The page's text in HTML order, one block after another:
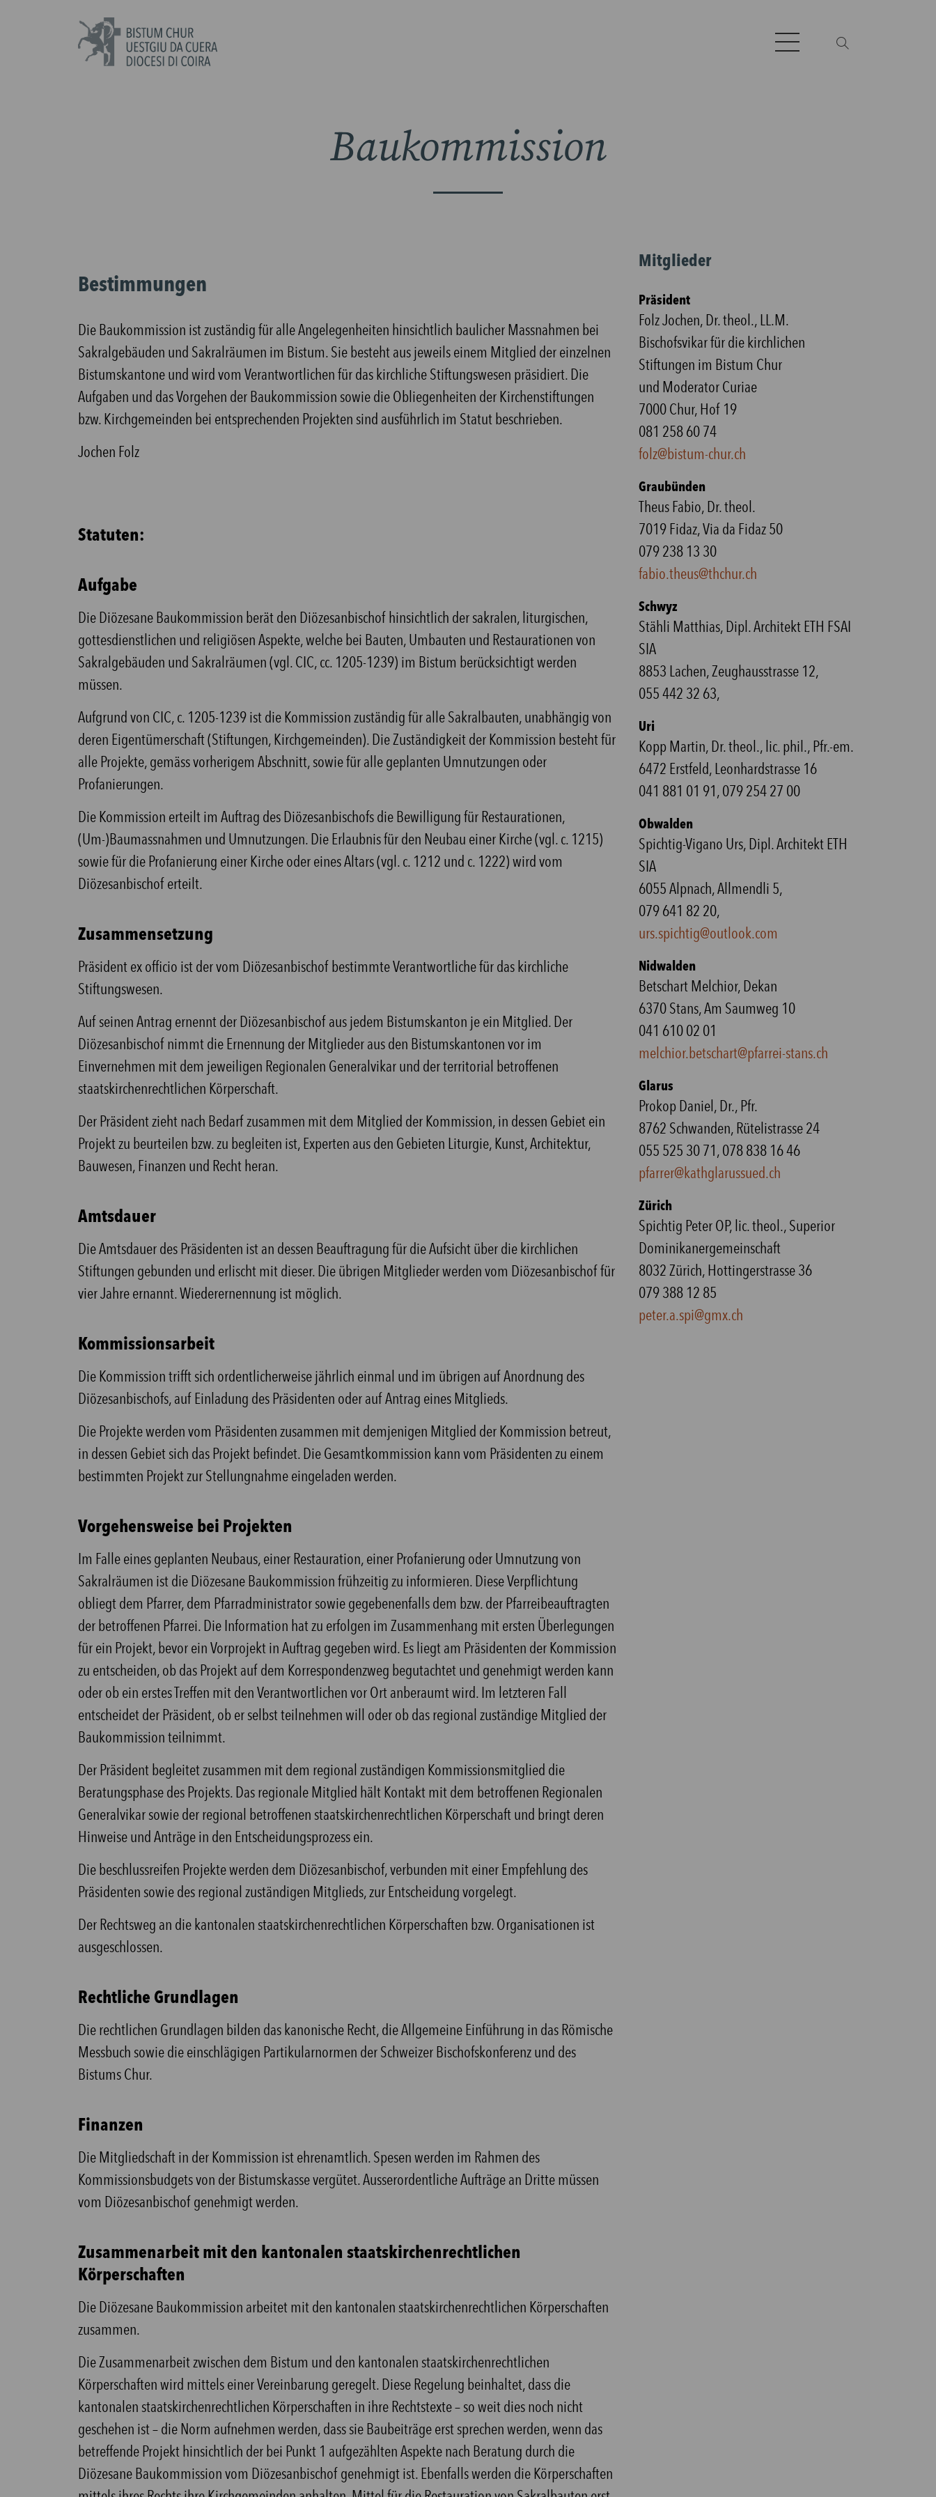
Baukommission
Bestimmungen
Die Baukommission ist zuständig für alle Angelegenheiten hinsichtlich baulicher Massnahmen bei
Sakralgebäuden und Sakralräumen im Bistum. Sie besteht aus jeweils einem Mitglied der einzelnen
Bistumskantone und wird vom Verantwortlichen für das kirchliche Stiftungswesen präsidiert. Die
Aufgaben und das Vorgehen der Baukommission sowie die Obliegenheiten der Kirchenstiftungen
bzw. Kirchgemeinden bei entsprechenden Projekten sind ausführlich im Statut beschrieben.
Jochen Folz
Statuten:
Aufgabe
Die Diözesane Baukommission berät den Diözesanbischof hinsichtlich der sakralen, liturgischen,
gottesdienstlichen und religiösen Aspekte, welche bei Bauten, Umbauten und Restaurationen von
Sakralgebäuden und Sakralräumen (vgl. CIC, cc. 1205-1239) im Bistum berücksichtigt werden
müssen.
Aufgrund von CIC, c. 1205-1239 ist die Kommission zuständig für alle Sakralbauten, unabhängig von
deren Eigentümerschaft (Stiftungen, Kirchgemeinden). Die Zuständigkeit der Kommission besteht für
alle Projekte, gemäss vorherigem Abschnitt, sowie für alle geplanten Umnutzungen oder
Profanierungen.
Die Kommission erteilt im Auftrag des Diözesanbischofs die Bewilligung für Restaurationen,
(Um-)Baumassnahmen und Umnutzungen. Die Erlaubnis für den Neubau einer Kirche (vgl. c. 1215)
sowie für die Profanierung einer Kirche oder eines Altars (vgl. c. 1212 und c. 1222) wird vom
Diözesanbischof erteilt.
Zusammensetzung
Präsident ex officio ist der vom Diözesanbischof bestimmte Verantwortliche für das kirchliche
Stiftungswesen.
Auf seinen Antrag ernennt der Diözesanbischof aus jedem Bistumskanton je ein Mitglied. Der
Diözesanbischof nimmt die Ernennung der Mitglieder aus den Bistumskantonen vor im
Einvernehmen mit dem jeweiligen Regionalen Generalvikar und der territorial betroffenen
staatskirchenrechtlichen Körperschaft.
Der Präsident zieht nach Bedarf zusammen mit dem Mitglied der Kommission, in dessen Gebiet ein
Projekt zu beurteilen bzw. zu begleiten ist, Experten aus den Gebieten Liturgie, Kunst, Architektur,
Bauwesen, Finanzen und Recht heran.
Amtsdauer
Die Amtsdauer des Präsidenten ist an dessen Beauftragung für die Aufsicht über die kirchlichen
Stiftungen gebunden und erlischt mit dieser. Die übrigen Mitglieder werden vom Diözesanbischof für
vier Jahre ernannt. Wiederernennung ist möglich.
Kommissionsarbeit
Die Kommission trifft sich ordentlicherweise jährlich einmal und im übrigen auf Anordnung des
Diözesanbischofs, auf Einladung des Präsidenten oder auf Antrag eines Mitglieds.
Die Projekte werden vom Präsidenten zusammen mit demjenigen Mitglied der Kommission betreut,
in dessen Gebiet sich das Projekt befindet. Die Gesamtkommission kann vom Präsidenten zu einem
bestimmten Projekt zur Stellungnahme eingeladen werden.
Vorgehensweise bei Projekten
Im Falle eines geplanten Neubaus, einer Restauration, einer Profanierung oder Umnutzung von
Sakralräumen ist die Diözesane Baukommission frühzeitig zu informieren. Diese Verpflichtung
obliegt dem Pfarrer, dem Pfarradministrator sowie gegebenenfalls dem bzw. der Pfarreibeauftragten
der betroffenen Pfarrei. Die Information hat zu erfolgen im Zusammenhang mit ersten Überlegungen
für ein Projekt, bevor ein Vorprojekt in Auftrag gegeben wird. Es liegt am Präsidenten der Kommission
zu entscheiden, ob das Projekt auf dem Korrespondenzweg begutachtet und genehmigt werden kann
oder ob ein erstes Treffen mit den Verantwortlichen vor Ort anberaumt wird. Im letzteren Fall
entscheidet der Präsident, ob er selbst teilnehmen will oder ob das regional zuständige Mitglied der
Baukommission teilnimmt.
Der Präsident begleitet zusammen mit dem regional zuständigen Kommissionsmitglied die
Beratungsphase des Projekts. Das regionale Mitglied hält Kontakt mit dem betroffenen Regionalen
Generalvikar sowie der regional betroffenen staatskirchenrechtlichen Körperschaft und bringt deren
Hinweise und Anträge in den Entscheidungsprozess ein.
Die beschlussreifen Projekte werden dem Diözesanbischof, verbunden mit einer Empfehlung des
Präsidenten sowie des regional zuständigen Mitglieds, zur Entscheidung vorgelegt.
Der Rechtsweg an die kantonalen staatskirchenrechtlichen Körperschaften bzw. Organisationen ist
ausgeschlossen.
Rechtliche Grundlagen
Die rechtlichen Grundlagen bilden das kanonische Recht, die Allgemeine Einführung in das Römische
Messbuch sowie die einschlägigen Partikularnormen der Schweizer Bischofskonferenz und des
Bistums Chur.
Finanzen
Die Mitgliedschaft in der Kommission ist ehrenamtlich. Spesen werden im Rahmen des
Kommissionsbudgets von der Bistumskasse vergütet. Ausserordentliche Aufträge an Dritte müssen
vom Diözesanbischof genehmigt werden.
Zusammenarbeit mit den kantonalen staatskirchenrechtlichen
Körperschaften
Die Diözesane Baukommission arbeitet mit den kantonalen staatskirchenrechtlichen Körperschaften
zusammen.
Die Zusammenarbeit zwischen dem Bistum und den kantonalen staatskirchenrechtlichen
Körperschaften wird mittels einer Vereinbarung geregelt. Diese Regelung beinhaltet, dass die
kantonalen staatskirchenrechtlichen Körperschaften in ihre Rechtstexte – so weit dies noch nicht
geschehen ist – die Norm aufnehmen werden, dass sie Baubeiträge erst sprechen werden, wenn das
betreffende Projekt hinsichtlich der bei Punkt 1 aufgezählten Aspekte nach Beratung durch die
Diözesane Baukommission vom Diözesanbischof genehmigt ist. Ebenfalls werden die Körperschaften
Mitglieder
Präsident
Folz Jochen, Dr. theol., LL.M.
Bischofsvikar für die kirchlichen
Stiftungen im Bistum Chur
und Moderator Curiae
7000 Chur, Hof 19
081 258 60 74
folz@bistum-chur.ch
Graubünden
Theus Fabio, Dr. theol.
7019 Fidaz, Via da Fidaz 50
079 238 13 30
fabio.theus@thchur.ch
Schwyz
Stähli Matthias, Dipl. Architekt ETH FSAI
SIA
8853 Lachen, Zeughausstrasse 12,
055 442 32 63,
Uri
Kopp Martin, Dr. theol., lic. phil., Pfr.-em.
6472 Erstfeld, Leonhardstrasse 16
041 881 01 91, 079 254 27 00
Obwalden
Spichtig-Vigano Urs, Dipl. Architekt ETH
SIA
6055 Alpnach, Allmendli 5,
079 641 82 20,
urs.spichtig@outlook.com
Nidwalden
Betschart Melchior, Dekan
6370 Stans, Am Saumweg 10
041 610 02 01
melchior.betschart@pfarrei-stans.ch
Glarus
Prokop Daniel, Dr., Pfr.
8762 Schwanden, Rütelistrasse 24
055 525 30 71, 078 838 16 46
pfarrer@kathglarussued.ch
Zürich
Spichtig Peter OP, lic. theol., Superior
Dominikanergemeinschaft
8032 Zürich, Hottingerstrasse 36
079 388 12 85
peter.a.spi@gmx.ch